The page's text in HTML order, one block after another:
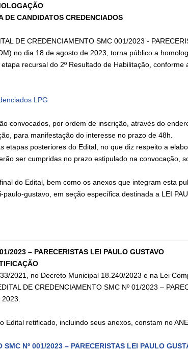
DE CANDIDATOS CREDENCIADOS
DE CREDENCIAMENTO SMC 001/2023 -
no dia 18 de agosto de 2023, torna público a
recursal do 2º Resultado de Habilitação, conforme
LPG
convocados, por ordem de inscrição, através do
para manifestação do interesse no prazo de 48h.
posteriores do Edital, no que diz respeito a
ser cumpridas no prazo estipulado na convocação,
do Edital, bem como os anexos que integram esta
gustavo, em seção específica destinada a LEI
2023 – PARECERISTAS LEI PAULO GUSTAVO
2021, no Decreto Municipal 18.240/2023 e na Lei
DE CREDENCIAMENTO SMC Nº 01/2023 –
2023.
retificado, incluindo seus anexos, constam no
Nº 001/2023 – PARECERISTAS LEI PAULO